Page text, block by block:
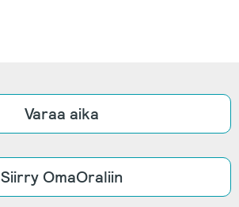
Varaa aika
Siirry OmaOraliin